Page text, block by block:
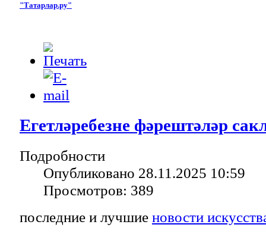
"Татарлар.ру"
Егетләребезне фәрештәләр
Подробности
Опубликовано 28.11.2025 10:59
Просмотров: 389
последние и лучшие новости